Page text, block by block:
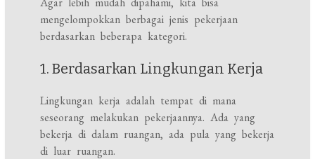
mengelompokkan berbagai jenis pekerjaan
berdasarkan beberapa kategori.
1. Berdasarkan Lingkungan Kerja
Lingkungan kerja adalah tempat di mana
seseorang melakukan pekerjaannya. Ada yang
bekerja di dalam ruangan, ada pula yang bekerja
di luar ruangan.